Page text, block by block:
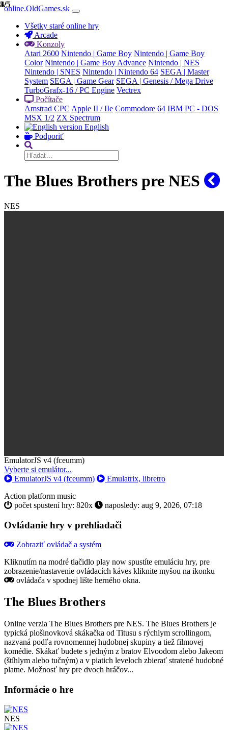
online.OldGames.sk
Všetky staré online hry
Arcade
Konzoly
Atari 2600 Nintendo | Game Boy Nintendo | Game Boy
Color Nintendo | Game Boy Advance Nintendo | NES
Nintendo | SNES Nintendo | Nintendo 64 SEGA | Master
System SEGA | Game Gear SEGA | Genesis / Mega Drive
TurboGrafx-16 / PC Engine Vectrex
Počítače
Amstrad CPC Apple II / IIe Commodore 64 IBM PC - DOS
MSX 1/2 ZX Spectrum
English
Podporiť
The Blues Brothers pre NES
NES
EmulatorJS v4 (fceumm)Toggle
Vyberte si emulátor...
EmulatorJS v4 (fceumm)
Emulatrix, libretro
Action platform music
počet spustení hry: 820x
naposledy: aug 9, 2026, 07:18
Ovládanie hry v prehliadači
Zobraziť ovládač a systém
Kliknutím na modré tlačidlo play now spustíte emuláciu hry, pre
zobrazenie/nastavenie ovládacích káves kliknite myšou na ikonku
ovládača v spodnej lište herného okna.
The Blues Brothers
Online verzia The Blues Brothers pre NES. The Blues Brothers je
typická plošinovková skákačka od Titusu s rýchlym scrollingom,
nazvaná podľa rovnomennej hudobnej skupiny a tiež filmovej
komédie. Skákať budete s jedným z bratov Elvoodom alebo Jakeom
(štíhlym alebo tučným) a v piatich leveloch zbierať stratené hudobné
platne. Možnosť hry pre dvoch hráčov...
Informácie o hre
1/5
NES
2/5
3/5
4/5
5/5